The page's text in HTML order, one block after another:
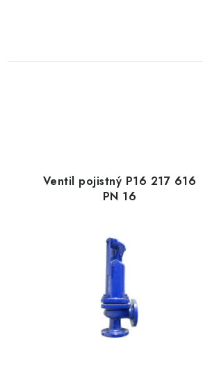
Ventil pojistný P16 217 616
PN 16